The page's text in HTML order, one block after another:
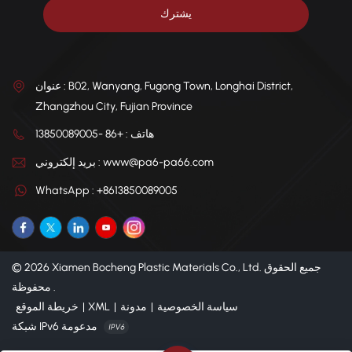
الواقعية في المطابخ الصناعية وخطوط الإنتاج. ويضمن التركيز على
حدود الهجرة المحددة (SML) للكابرولاكتام والمواد الكيميائية المتبقية
الأهمية، مما يستلزم اختيارًا دقيقًا للمواد المضافة التي تتسم بالفعالية
التقنية والخمول السمّي، وبالتالي حماية الصحة العامة في مختلف
عنوان : B02, Wanyang, Fugong Town, Longhai District,
Zhangzhou City, Fujian Province
هاتف : +86 -13850089005
بريد إلكتروني : www@pa6-pa66.com
WhatsApp : +8613850089005
© 2026 Xiamen Bocheng Plastic Materials Co., Ltd. جميع الحقوق
محفوظة .
خريطة الموقع | XML | مدونة | سياسة الخصوصية